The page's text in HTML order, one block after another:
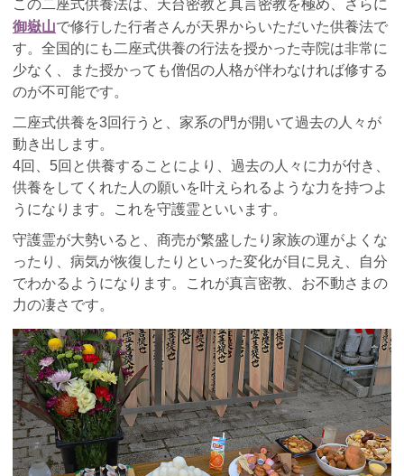
この二座式供養法は、天台密教と真言密教を極め、さらに
御嶽山で修行した行者さんが天界からいただいた供養法で
す。全国的にも二座式供養の行法を授かった寺院は非常に
少なく、また授かっても僧侶の人格が伴わなければ修する
のが不可能です。
二座式供養を3回行うと、家系の門が開いて過去の人々が
動き出します。
4回、 5回と供養することにより、過去の人々に力が付き、
供養をしてくれた人の願いを叶えられるような力を持つよ
うになります。これを守護霊といいます。
守護霊が大勢いると、商売が繁盛したり家族の運がよくな
ったり、病気が恢復したりといった変化が目に見え、自分
でわかるようになります。これが真言密教、お不動さまの
力の凄さです。